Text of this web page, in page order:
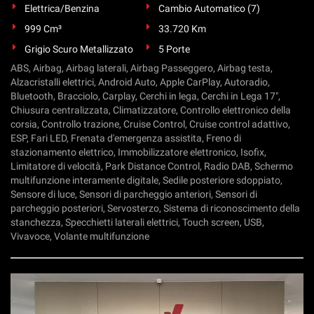
Elettrica/Benzina
Cambio Automatico (7)
999 Cm³
33.720 Km
Grigio Scuro Metallizzato
5 Porte
ABS, Airbag, Airbag laterali, Airbag Passeggero, Airbag testa,
Alzacristalli elettrici, Android Auto, Apple CarPlay, Autoradio,
Bluetooth, Bracciolo, Carplay, Cerchi in lega, Cerchi in Lega 17",
Chiusura centralizzata, Climatizzatore, Controllo elettronico della
corsia, Controllo trazione, Cruise Control, Cruise control adattivo,
ESP, Fari LED, Frenata d'emergenza assistita, Freno di
stazionamento elettrico, Immobilizzatore elettronico, Isofix,
Limitatore di velocità, Park Distance Control, Radio DAB, Schermo
multifunzione interamente digitale, Sedile posteriore sdoppiato,
Sensore di luce, Sensori di parcheggio anteriori, Sensori di
parcheggio posteriori, Servosterzo, Sistema di riconoscimento della
stanchezza, Specchietti laterali elettrici, Touch screen, USB,
Vivavoce, Volante multifunzione
momento.
Cookie necessari
Cookie delle preferenze
Cookie per il miglioramento dell'esperienza utente
Cookie analitici
Cookie di marketing